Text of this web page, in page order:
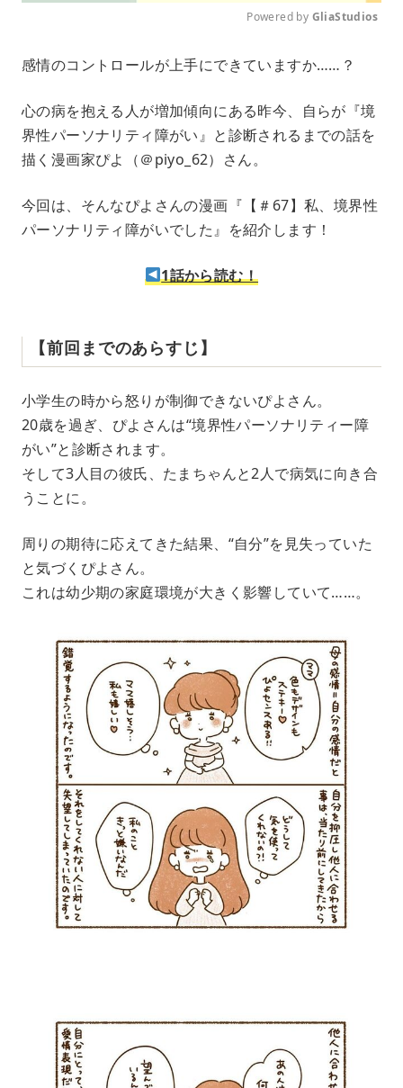
u
e
Powered by GliaStudios
感情のコントロールが上手にできていますか……？
心の病を抱える人が増加傾向にある昨今、自らが『境
界性パーソナリティ障がい』と診断されるまでの話を
描く漫画家ぴよ（＠piyo_62）さん。
今回は、そんなぴよさんの漫画『【＃67】私、境界性
パーソナリティ障がいでした』を紹介します！
1話から読む！
【前回までのあらすじ】
小学生の時から怒りが制御できないぴよさん。
20歳を過ぎ、ぴよさんは“境界性パーソナリティー障
がい”と診断されます。
そして3人目の彼氏、たまちゃんと2人で病気に向き合
うことに。
周りの期待に応えてきた結果、“自分”を見失っていた
と気づくぴよさん。
これは幼少期の家庭環境が大きく影響していて……。